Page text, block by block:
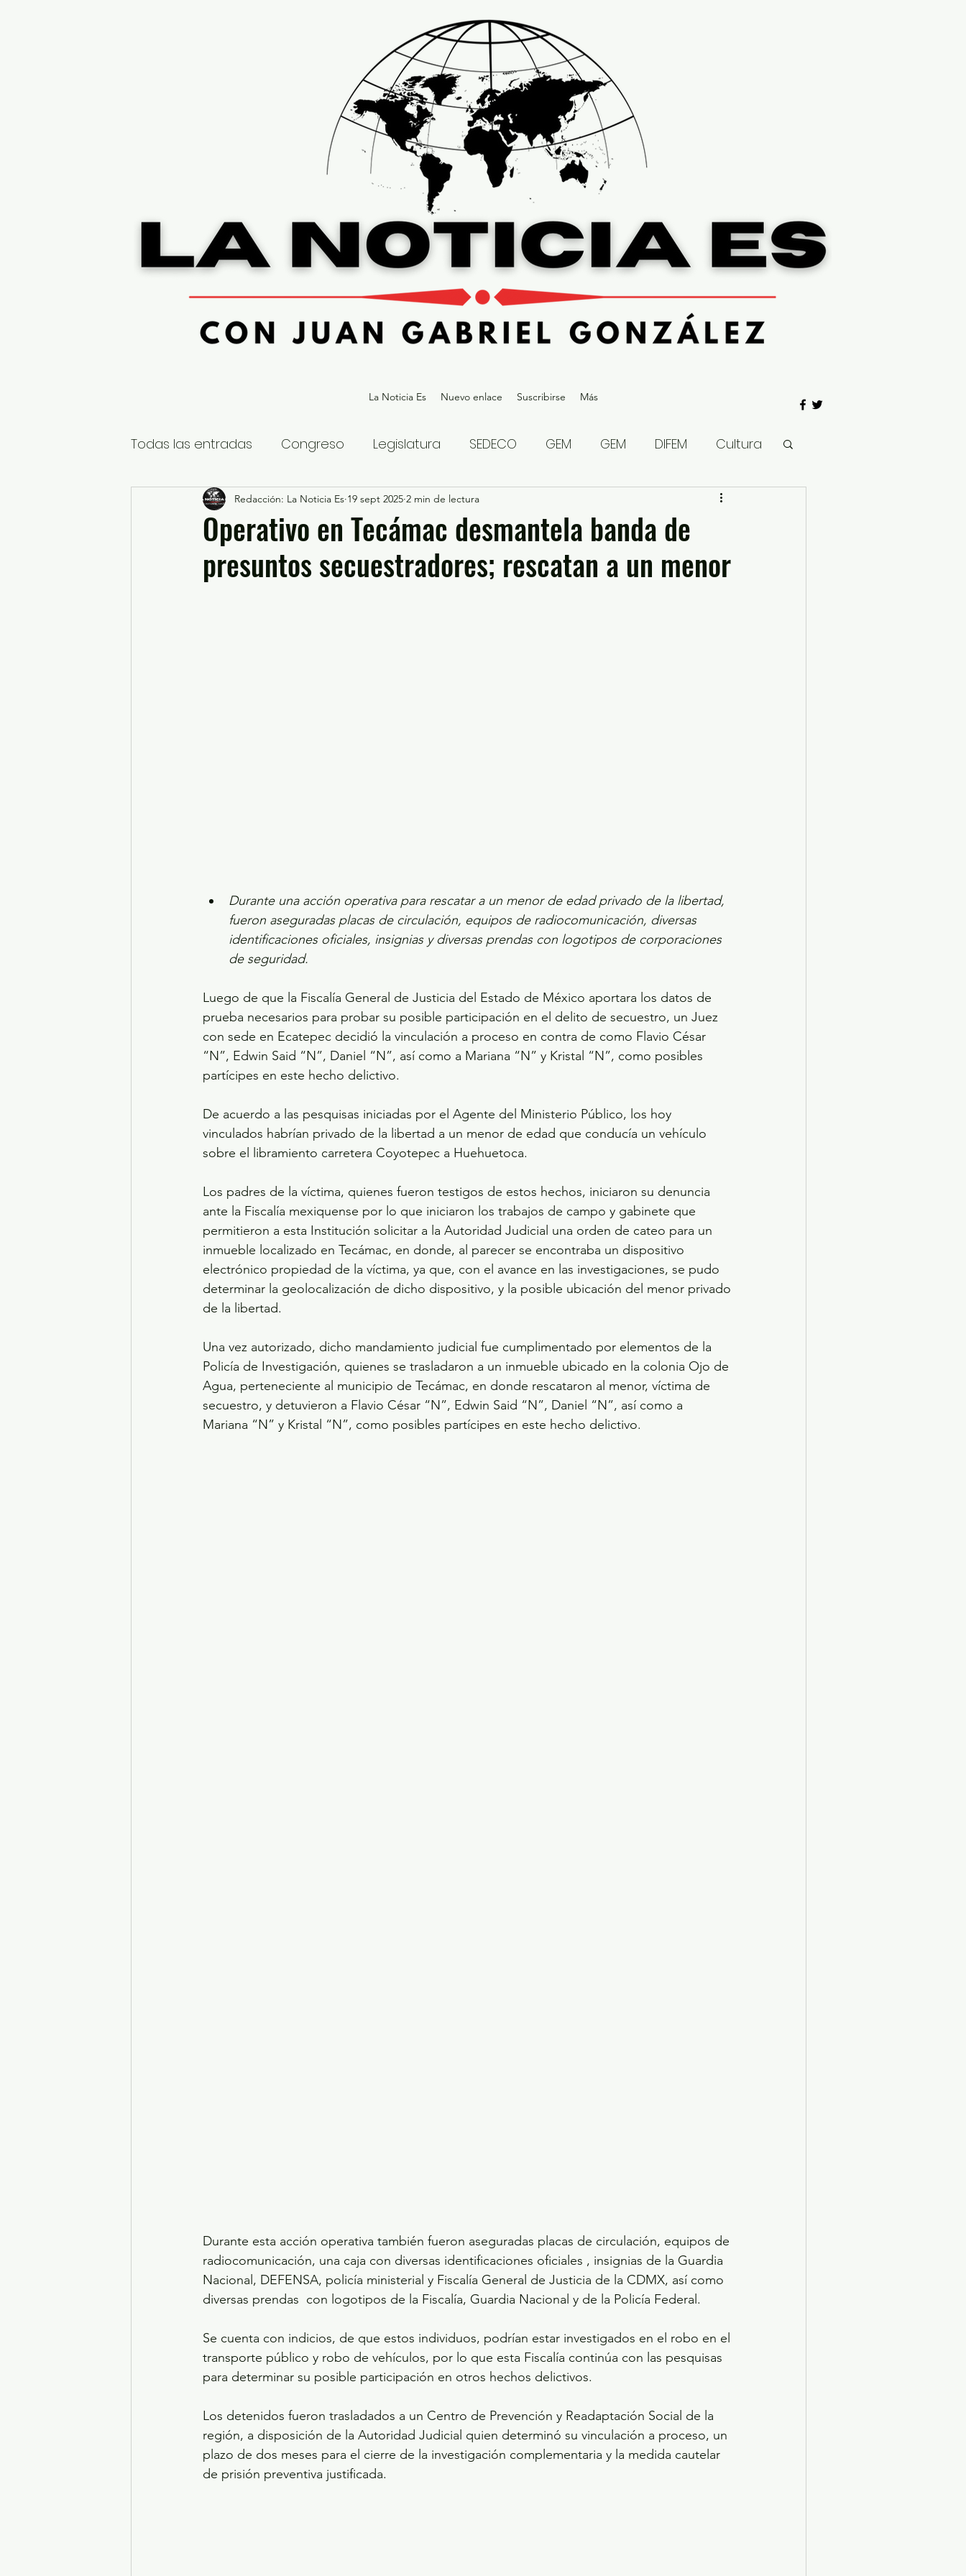
La Noticia Es Nuevo enlace Suscribirse Más
Todas las entradas Congreso Legislatura SEDECO GEM GEM DIFEM Cultura
Nacional Estatal Gubernatura Edoméx 2023
Educación y Cultura Seguridad y Justicia Denuncia Ciudadana
Operativo en Tecámac desmantela banda de
presuntos secuestradores; rescatan a un menor
Redacción: La Noticia Es 19 sept 2025 2 min de lectura
Durante una acción operativa para rescatar a un menor de edad privado de la libertad,
fueron aseguradas placas de circulación, equipos de radiocomunicación, diversas
identificaciones oficiales, insignias y diversas prendas con logotipos de corporaciones
de seguridad.
Luego de que la Fiscalía General de Justicia del Estado de México aportara los datos de
prueba necesarios para probar su posible participación en el delito de secuestro, un Juez
con sede en Ecatepec decidió la vinculación a proceso en contra de como Flavio César
“N”, Edwin Said “N”, Daniel “N”, así como a Mariana “N” y Kristal “N”, como posibles
partícipes en este hecho delictivo.
De acuerdo a las pesquisas iniciadas por el Agente del Ministerio Público, los hoy
vinculados habrían privado de la libertad a un menor de edad que conducía un vehículo
sobre el libramiento carretera Coyotepec a Huehuetoca.
Los padres de la víctima, quienes fueron testigos de estos hechos, iniciaron su denuncia
ante la Fiscalía mexiquense por lo que iniciaron los trabajos de campo y gabinete que
permitieron a esta Institución solicitar a la Autoridad Judicial una orden de cateo para un
inmueble localizado en Tecámac, en donde, al parecer se encontraba un dispositivo
electrónico propiedad de la víctima, ya que, con el avance en las investigaciones, se pudo
determinar la geolocalización de dicho dispositivo, y la posible ubicación del menor privado
de la libertad.
Una vez autorizado, dicho mandamiento judicial fue cumplimentado por elementos de la
Policía de Investigación, quienes se trasladaron a un inmueble ubicado en la colonia Ojo de
Agua, perteneciente al municipio de Tecámac, en donde rescataron al menor, víctima de
secuestro, y detuvieron a Flavio César “N”, Edwin Said “N”, Daniel “N”, así como a
Mariana “N” y Kristal “N”, como posibles partícipes en este hecho delictivo.
Durante esta acción operativa también fueron aseguradas placas de circulación, equipos de
radiocomunicación, una caja con diversas identificaciones oficiales , insignias de la Guardia
Nacional, DEFENSA, policía ministerial y Fiscalía General de Justicia de la CDMX, así como
diversas prendas  con logotipos de la Fiscalía, Guardia Nacional y de la Policía Federal.
Se cuenta con indicios, de que estos individuos, podrían estar investigados en el robo en el
transporte público y robo de vehículos, por lo que esta Fiscalía continúa con las pesquisas
para determinar su posible participación en otros hechos delictivos.
Los detenidos fueron trasladados a un Centro de Prevención y Readaptación Social de la
región, a disposición de la Autoridad Judicial quien determinó su vinculación a proceso, un
plazo de dos meses para el cierre de la investigación complementaria y la medida cautelar
de prisión preventiva justificada.